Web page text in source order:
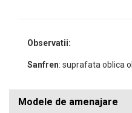
Observatii:
Sanfren: suprafata oblica
Modele de amenajare